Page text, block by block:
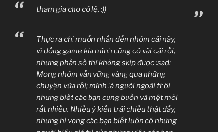
tham gia cho có lệ, :))
Thực ra chỉ muốn nhắn đến nhóm cái này,
vì đống game kia mình cũng có vài cái rồi,
nhưng phần số thì không skip được :sad:
Mong nhóm vẫn vững vàng qua những
chuyện vừa rồi; mình là người ngoài thôi
nhưng biết các bạn cũng buồn và mệt mỏi
rất nhiều. Nhiều ý kiến trái chiều thật đấy,
nhưng hi vọng các bạn biết luôn có những